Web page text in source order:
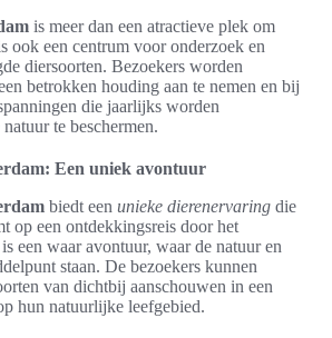
is meer dan een atractieve plek om
ook een centrum voor onderzoek en
diersoorten. Bezoekers worden
betrokken houding aan te nemen en bij
die jaarlijks worden
te beschermen.
Een uniek avontuur
biedt een unieke dierenervaring die
op een ontdekkingsreis door het
een waar avontuur, waar de natuur en
staan. De bezoekers kunnen
van dichtbij aanschouwen in een
hun natuurlijke leefgebied.